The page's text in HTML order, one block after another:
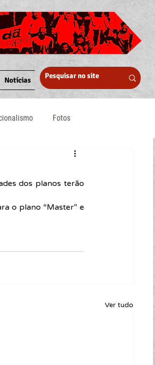
Notícias
Fotos
dos planos terão
o plano “Master” e
Ver tudo